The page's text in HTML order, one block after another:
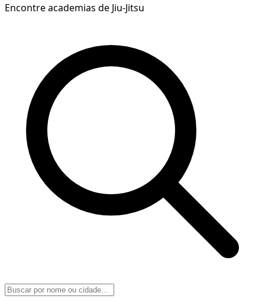
Encontre academias de Jiu-Jitsu